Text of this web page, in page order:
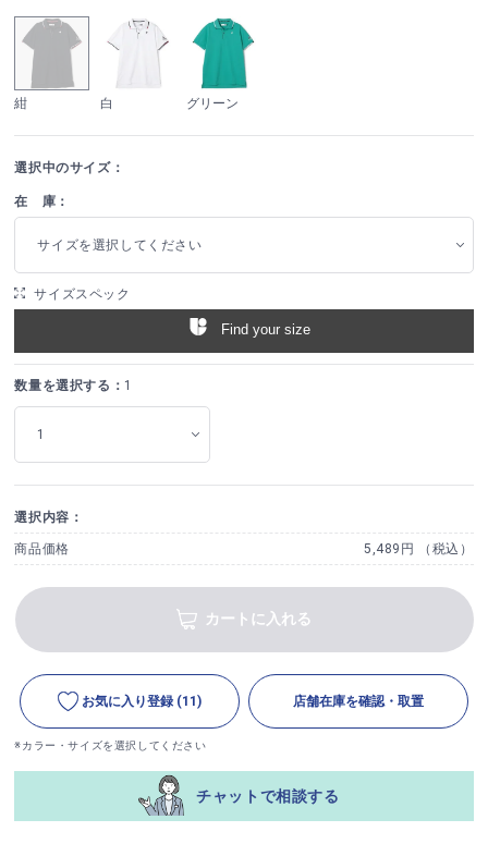
紺 白 グリーン
選択中のサイズ：
在 庫：
サイズを選択してください
サイズスペック
Find your size
数量を選択する： 1
選択内容：
商品価格 5,489円 （税込）
カートに入れる
お気に入り登録 (11) 店舗在庫を確認・取置
※カラー・サイズを選択してください
チャットで相談する